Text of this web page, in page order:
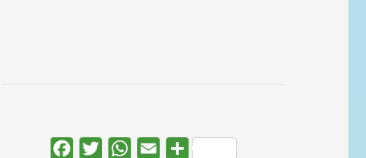
FacebookTwitterWhatsApp
Email Share